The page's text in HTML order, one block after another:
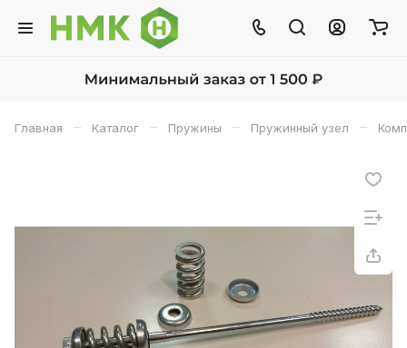
Главная – Каталог – Пружины – Пружинный узел –